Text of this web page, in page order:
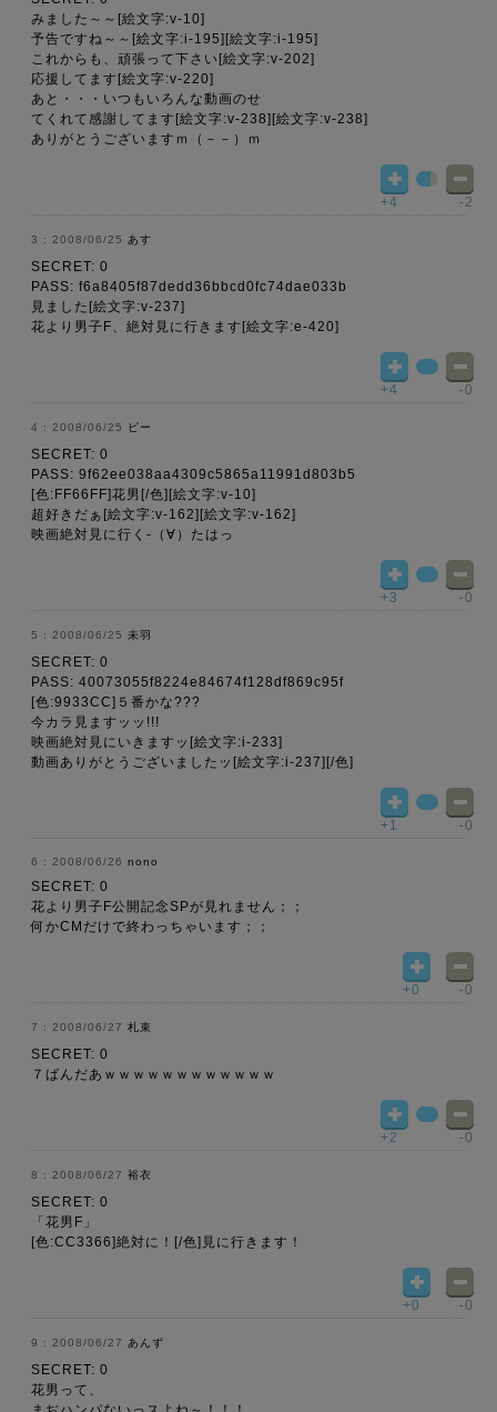
みました～～[絵文字:v-10]
予告ですね～～[絵文字:i-195][絵文字:i-195]
これからも、頑張って下さい[絵文字:v-202]
応援してます[絵文字:v-220]
あと・・・いつもいろんな動画のせ
てくれて感謝してます[絵文字:v-238][絵文字:v-238]
ありがとうございますｍ（－－）ｍ
+4 -2
2008/06/25 あす
SECRET: 0
PASS: f6a8405f87dedd36bbcd0fc74dae033b
見ました[絵文字:v-237]
花より男子F、絶対見に行きます[絵文字:e-420]
+4 -0
2008/06/25 ピー
SECRET: 0
PASS: 9f62ee038aa4309c5865a11991d803b5
[色:FF66FF]花男[/色][絵文字:v-10]
超好きだぁ[絵文字:v-162][絵文字:v-162]
映画絶対見に行く-（∀）たはっ
+3 -0
2008/06/25 未羽
SECRET: 0
PASS: 40073055f8224e84674f128df869c95f
[色:9933CC]５番かな???
今カラ見ますッッ!!!
映画絶対見にいきますッ[絵文字:i-233]
動画ありがとうございましたッ[絵文字:i-237][/色]
+1 -0
2008/06/26 nono
SECRET: 0
花より男子F公開記念SPが見れません；；
何かCMだけで終わっちゃいます；；
+0 -0
2008/06/27 札束
SECRET: 0
７ばんだあｗｗｗｗｗｗｗｗｗｗｗｗ
+2 -0
2008/06/27 裕衣
SECRET: 0
「花男F」
[色:CC3366]絶対に！[/色]見に行きます！
+0 -0
2008/06/27 あんず
SECRET: 0
花男って、